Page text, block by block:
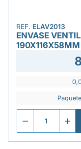
REF. ELAV2013
ENVASE
190X116X58MM